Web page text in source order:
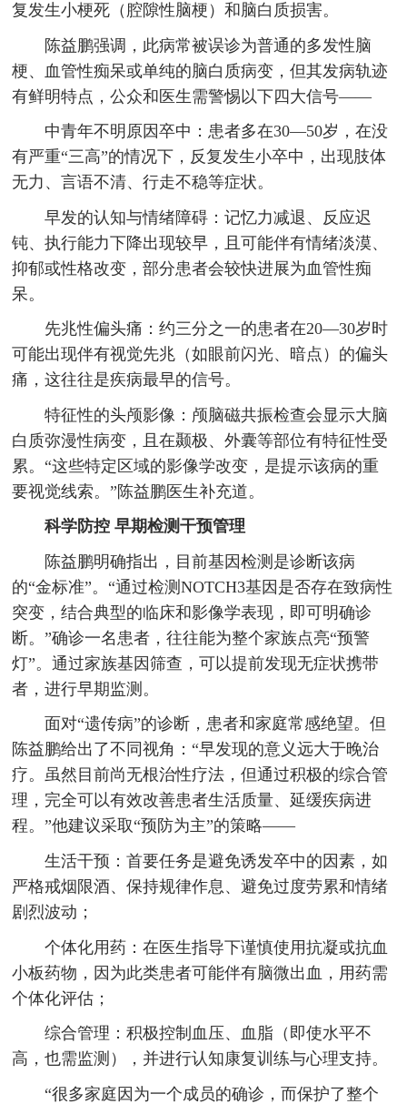
复发生小梗死（腔隙性脑梗）和脑白质损害。
陈益鹏强调，此病常被误诊为普通的多发性脑
梗、血管性痴呆或单纯的脑白质病变，但其发病轨迹
有鲜明特点，公众和医生需警惕以下四大信号——
中青年不明原因卒中：患者多在30—50岁，在没
有严重“三高”的情况下，反复发生小卒中，出现肢体
无力、言语不清、行走不稳等症状。
早发的认知与情绪障碍：记忆力减退、反应迟
钝、执行能力下降出现较早，且可能伴有情绪淡漠、
抑郁或性格改变，部分患者会较快进展为血管性痴
呆。
先兆性偏头痛：约三分之一的患者在20—30岁时
可能出现伴有视觉先兆（如眼前闪光、暗点）的偏头
痛，这往往是疾病最早的信号。
特征性的头颅影像：颅脑磁共振检查会显示大脑
白质弥漫性病变，且在颞极、外囊等部位有特征性受
累。“这些特定区域的影像学改变，是提示该病的重
要视觉线索。”陈益鹏医生补充道。
科学防控 早期检测干预管理
陈益鹏明确指出，目前基因检测是诊断该病
的“金标准”。“通过检测NOTCH3基因是否存在致病性
突变，结合典型的临床和影像学表现，即可明确诊
断。”确诊一名患者，往往能为整个家族点亮“预警
灯”。通过家族基因筛查，可以提前发现无症状携带
者，进行早期监测。
面对“遗传病”的诊断，患者和家庭常感绝望。但
陈益鹏给出了不同视角：“早发现的意义远大于晚治
疗。虽然目前尚无根治性疗法，但通过积极的综合管
理，完全可以有效改善患者生活质量、延缓疾病进
程。”他建议采取“预防为主”的策略——
生活干预：首要任务是避免诱发卒中的因素，如
严格戒烟限酒、保持规律作息、避免过度劳累和情绪
剧烈波动；
个体化用药：在医生指导下谨慎使用抗凝或抗血
小板药物，因为此类患者可能伴有脑微出血，用药需
个体化评估；
综合管理：积极控制血压、血脂（即使水平不
高，也需监测），并进行认知康复训练与心理支持。
“很多家庭因为一个成员的确诊，而保护了整个